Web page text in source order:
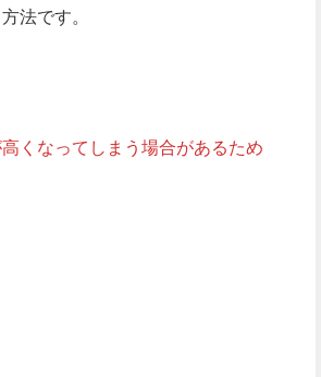
法です。
くなってしまう場合があるため